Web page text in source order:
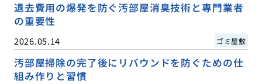
退去費用の爆発を防ぐ汚部屋消臭技術と専門業者
の重要性
2026.05.14 ゴミ屋敷
汚部屋掃除の完了後にリバウンドを防ぐための仕
組み作りと習慣